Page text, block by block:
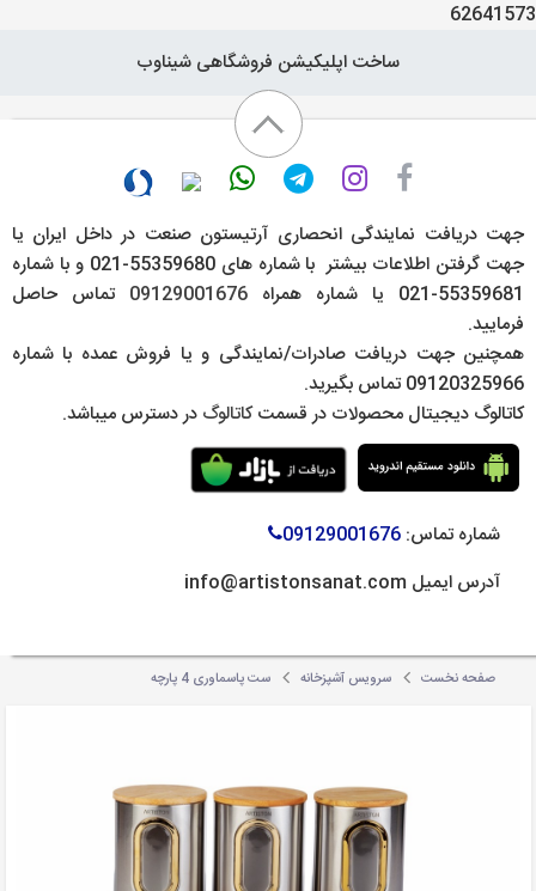
62641573
صفحه نخست سرویس آشپزخانه ست پاسماوری 4 پارچه
جهت دریافت نمایندگی انحصاری آرتیستون صنعت در داخل ایران یا
جهت گرفتن اطلاعات بیشتر با شماره های 55359680-021 و با شماره
55359681-021 یا شماره همراه
09129001676 تماس حاصل
فرمایید.
همچنین جهت دریافت صادرات/نمایندگی و یا فروش عمده با شماره
09120325966 تماس بگیرید.
کاتالوگ دیجیتال محصولات در قسمتکاتالوگ در دسترس میباشد.
شماره تماس: 09129001676
آدرس ایمیل info@artistonsanat.com
ساخت اپلیکیشن فروشگاهی شیناوب